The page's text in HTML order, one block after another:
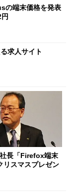
の端末価格を発表
求人サイト
長「Firefox端末
リスマスプレゼン